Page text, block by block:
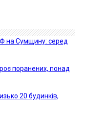
на Сумщину: серед
поранених, понад
20 будинків,